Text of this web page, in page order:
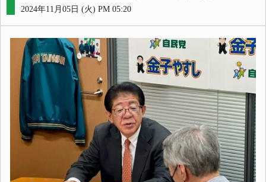
2024年11月05日 (火) PM 05:20